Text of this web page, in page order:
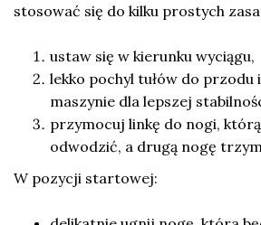
stosować się do kilku prostych
ustaw się w kierunku wyciągu,
lekko pochyl tułów do przodu
maszynie dla lepszej
przymocuj linkę do nogi,
odwodzić, a drugą nogę
W pozycji startowej: